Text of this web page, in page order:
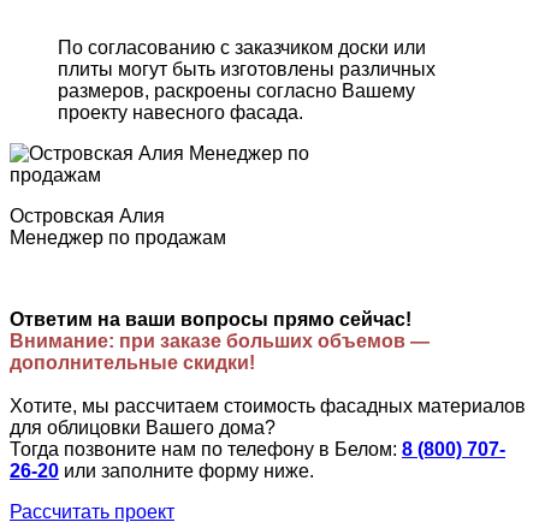
По согласованию с заказчиком доски или
плиты могут быть изготовлены различных
размеров, раскроены согласно Вашему
проекту навесного фасада.
Островская Алия
Менеджер по продажам
Ответим на ваши вопросы прямо сейчас!
Внимание: при заказе больших объемов —
дополнительные скидки!
Хотите, мы рассчитаем стоимость фасадных материалов
для облицовки Вашего дома?
Тогда позвоните нам по телефону в Белом: 8 (800) 707-
26-20 или заполните форму ниже.
Рассчитать проект